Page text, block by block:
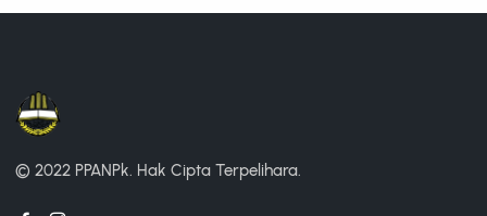
© 2022 PPANPk. Hak Cipta Terpelihara.